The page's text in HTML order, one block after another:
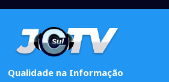
Qualidade na Informação